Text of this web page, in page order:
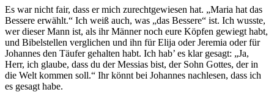
Es war nicht fair, dass er mich zurechtgewiesen hat. „Maria hat das
Bessere erwählt.“ Ich weiß auch, was „das Bessere“ ist. Ich wusste,
wer dieser Mann ist, als ihr Männer noch eure Köpfen gewiegt habt,
und Bibelstellen verglichen und ihn für Elija oder Jeremia oder für
Johannes den Täufer gehalten habt. Ich hab’ es klar gesagt: „Ja,
Herr, ich glaube, dass du der Messias bist, der Sohn Gottes, der in
die Welt kommen soll.“ Ihr könnt bei Johannes nachlesen, dass ich
es gesagt habe.